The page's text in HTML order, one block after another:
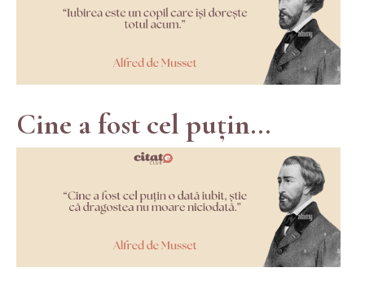
Cine a fost cel puțin...